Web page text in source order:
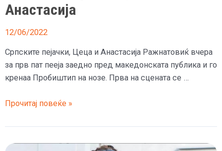
Анастасија
12/06/2022
Српските пејачки, Цеца и Анастасија Ражнатовиќ вчера
за прв пат пееја заедно пред македонската публика и го
кренаа Пробиштип на нозе. Прва на сцената се …
(Фото)
и
ќерка
Прочитај повеќе »